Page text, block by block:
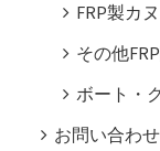
FRP製カ
その他
ボート・
お問い合わせ